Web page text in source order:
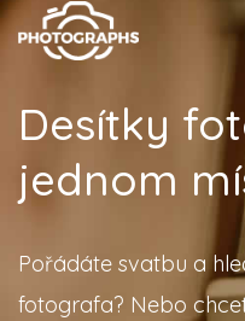
Desítky
jednom
Pořádáte svatbu a
fotografa? Nebo